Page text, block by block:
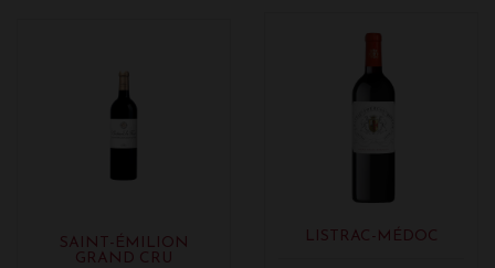
SAINT-ÉMILION
GRAND CRU
LISTRAC-MÉDOC